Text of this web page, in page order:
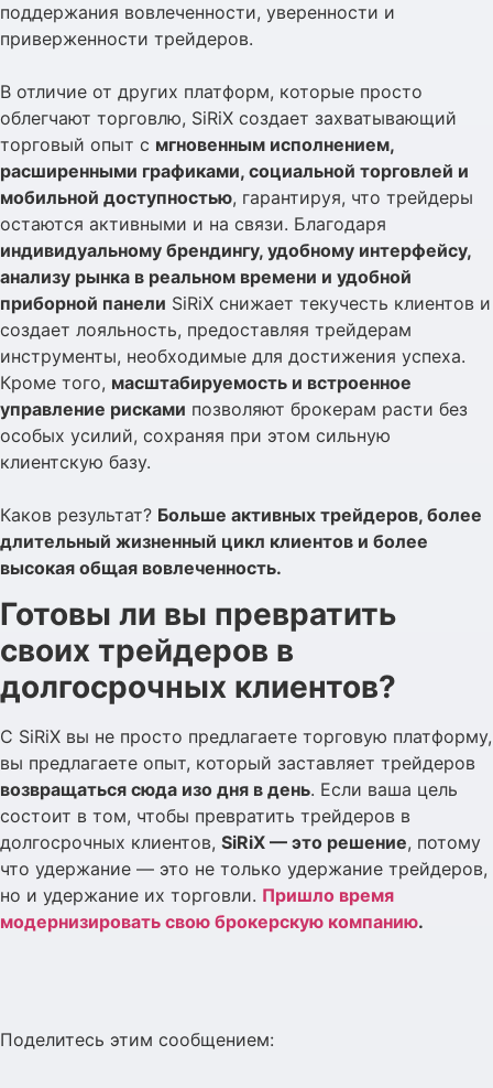
поддержания вовлеченности, уверенности и
приверженности трейдеров.
В отличие от других платформ, которые просто
облегчают торговлю, SiRiX создает захватывающий
торговый опыт с мгновенным исполнением,
расширенными графиками, социальной торговлей и
мобильной доступностью, гарантируя, что трейдеры
остаются активными и на связи. Благодаря
индивидуальному брендингу, удобному интерфейсу,
анализу рынка в реальном времени и удобной
приборной панели SiRiX снижает текучесть клиентов и
создает лояльность, предоставляя трейдерам
инструменты, необходимые для достижения успеха.
Кроме того, масштабируемость и встроенное
управление рисками позволяют брокерам расти без
особых усилий, сохраняя при этом сильную
клиентскую базу.
Каков результат? Больше активных трейдеров, более
длительный жизненный цикл клиентов и более
высокая общая вовлеченность.
Готовы ли вы превратить
своих трейдеров в
долгосрочных клиентов?
С SiRiX вы не просто предлагаете торговую платформу,
вы предлагаете опыт, который заставляет трейдеров
возвращаться сюда изо дня в день. Если ваша цель
состоит в том, чтобы превратить трейдеров в
долгосрочных клиентов, SiRiX — это решение, потому
что удержание — это не только удержание трейдеров,
но и удержание их торговли. Пришло время
модернизировать свою брокерскую компанию.
Поделитесь этим сообщением: